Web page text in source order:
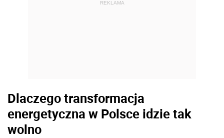
REKLAMA
Dlaczego transformacja
energetyczna w Polsce idzie tak
wolno